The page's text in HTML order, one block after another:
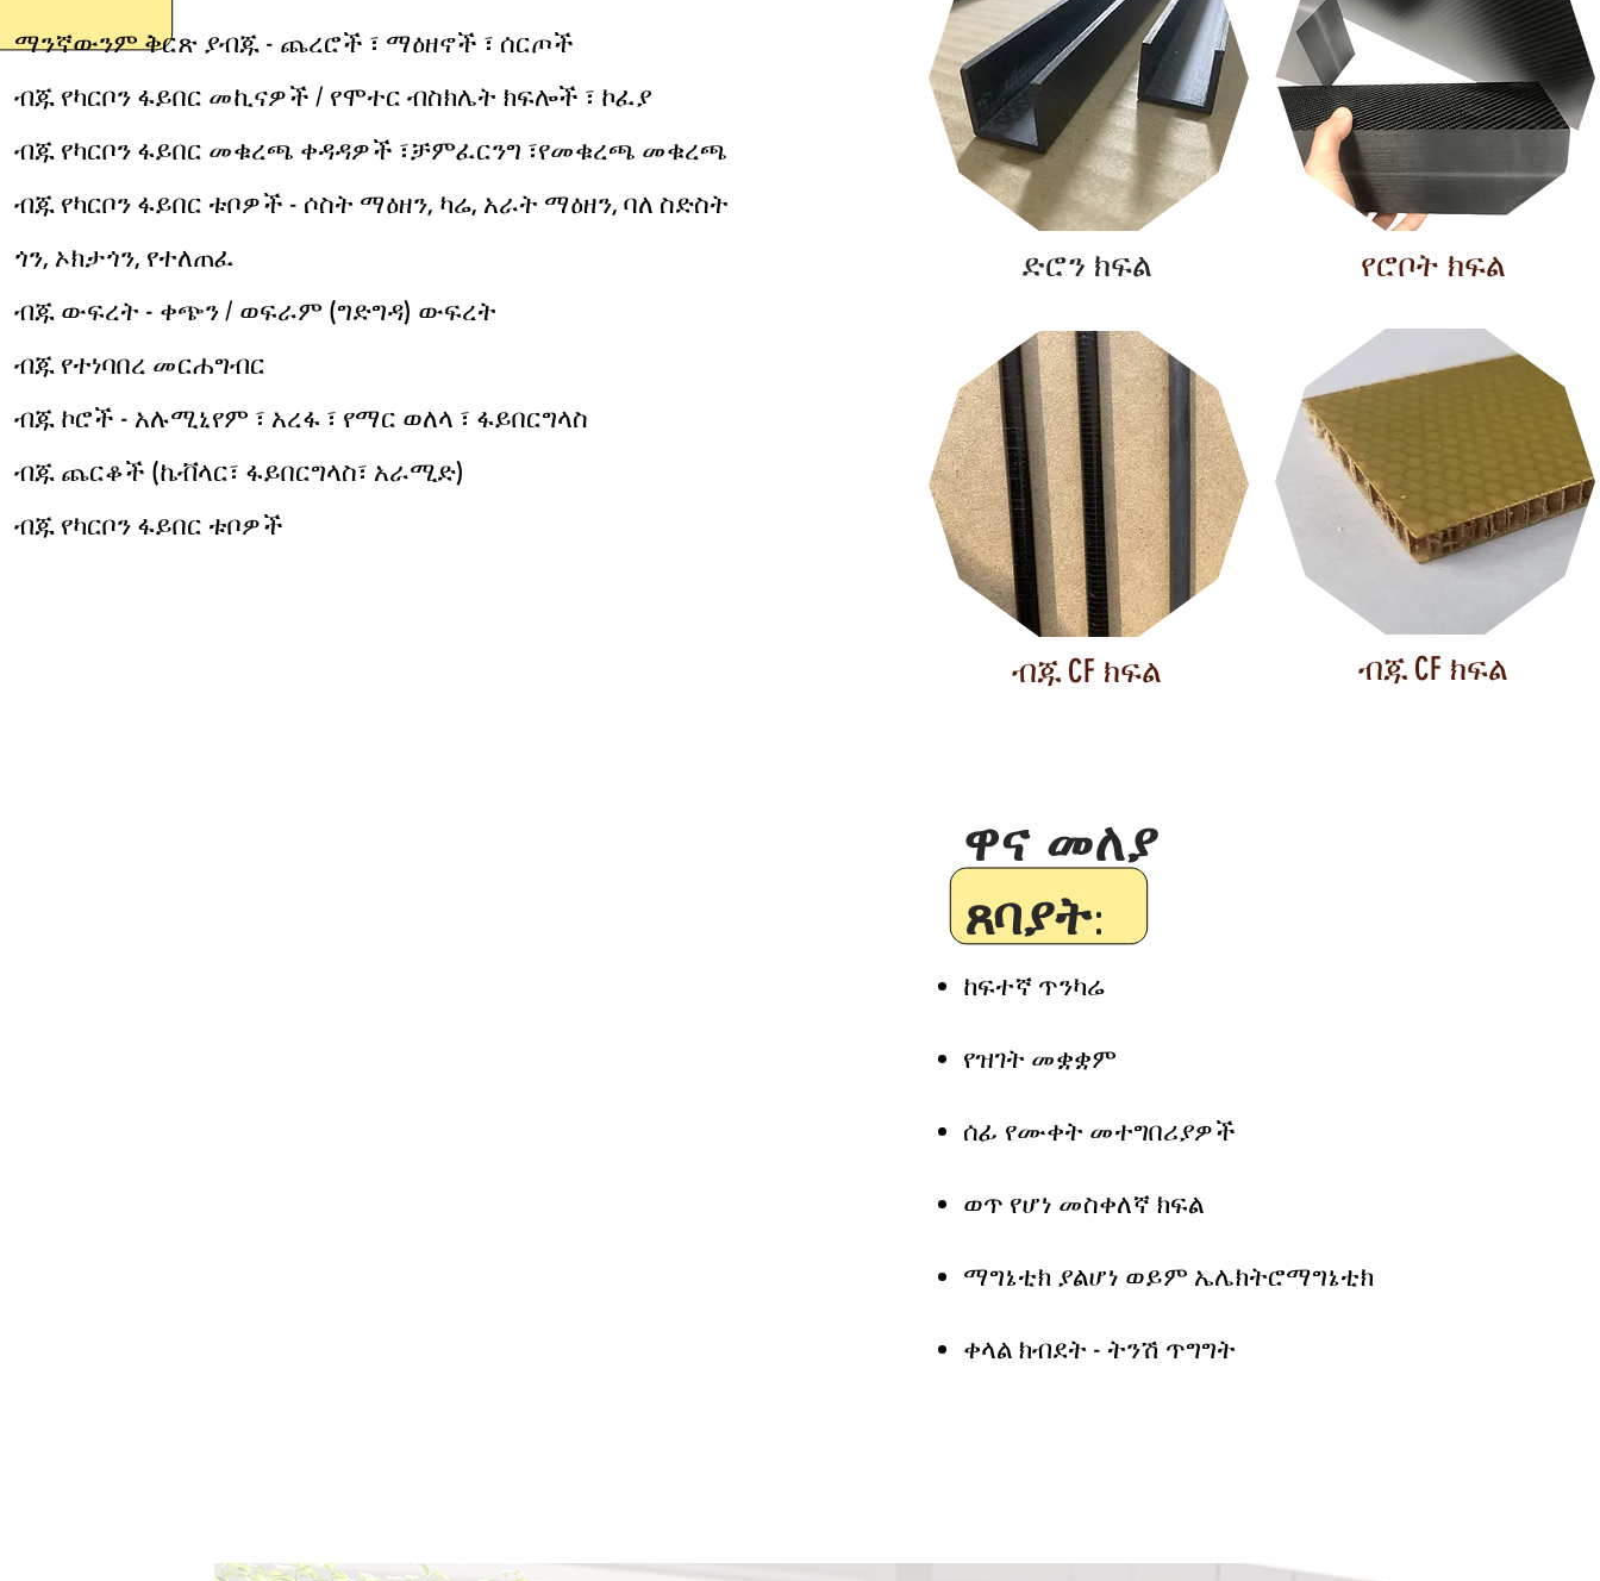
ማንኛውንም ቅርጽ ያብጁ - ጨረሮች ፣ ማዕዘኖች ፣ ሰርጦች
ብጁ የካርቦን ፋይበር መኪናዎች / የሞተር ብስክሌት ክፍሎች ፣ ኮፈያ
ብጁ የካርቦን ፋይበር መቁረጫ ቀዳዳዎች ፣ቻምፈርንግ ፣የመቁረጫ መቁረጫ
ብጁ የካርቦን ፋይበር ቱቦዎች - ሶስት ማዕዘን, ካሬ, አራት ማዕዘን, ባለ ስድስት
ጎን, ኦክታጎን, የተለጠፈ
ብጁ ውፍረት - ቀጭን / ወፍራም (ግድግዳ) ውፍረት
ብጁ የተነባበረ መርሐግብር
ብጁ ኮሮች - አሉሚኒየም ፣ አረፋ ፣ የማር ወለላ ፣ ፋይበርግላስ
ብጁ ጨርቆች (ኬቭላር፣ ፋይበርግላስ፣ አራሚድ)
ብጁ የካርቦን ፋይበር ቱቦዎች
ድሮን ክፍል
ብጁ CF ክፍል
የሮቦት ክፍል
ብጁ CF ክፍል
ዋና መለያ
ጸባያት:
ከፍተኛ ጥንካሬ
የዝገት መቋቋም
ሰፊ የሙቀት መተግበሪያዎች
ወጥ የሆነ መስቀለኛ ክፍል
ማግኔቲክ ያልሆነ ወይም ኤሌክትሮማግኔቲክ
ቀላል ክብደት - ትንሽ ጥግግት